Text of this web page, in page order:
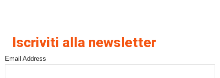
Iscriviti alla newsletter
Email Address